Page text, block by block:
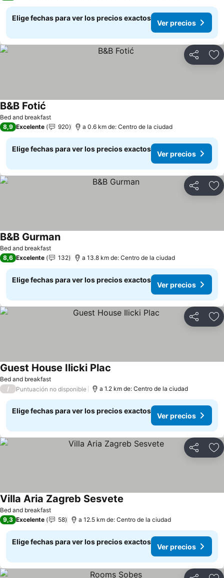
Elige fechas para ver los precios exactos
Ver precios
Compartir
Bed and breakfast
B&B Fotić
8,9 Excelente 920 a 0.6 km de: Centro de la ciudad
Elige fechas para ver los precios exactos
Ver precios
Compartir
Bed and breakfast
B&B Gurman
8,6 Excelente 132 a 13.8 km de: Centro de la ciudad
Elige fechas para ver los precios exactos
Ver precios
Compartir
Bed and breakfast
Guest House Ilicki Plac
/ Puntuación no disponible a 1.2 km de: Centro de la ciudad
Elige fechas para ver los precios exactos
Ver precios
Compartir
Bed and breakfast
Villa Aria Zagreb Sesvete
9,3 Excelente 58 a 12.5 km de: Centro de la ciudad
Elige fechas para ver los precios exactos
Ver precios